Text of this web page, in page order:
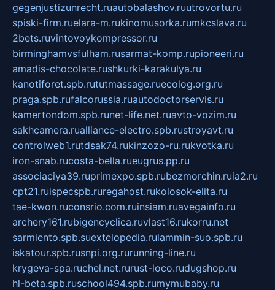
gegenjustizunrecht.ruautobalashov.ruutrovortu.ru
spiski-firm.ruelara-m.rukinomusorka.rumkcslava.ru
2bets.ruvintovoykompressor.ru
birminghamvsfulham.rusarmat-komp.rupioneeri.ru
amadis-chocolate.rushkurki-karakulya.ru
kanotiforet.spb.rututmassage.ruecolog.org.ru
praga.spb.rufalcorussia.ruautodoctorservis.ru
kamertondom.spb.runet-life.net.ruavto-vozim.ru
sakhcamera.rualliance-electro.spb.rustroyavt.ru
controlweb1.rutdsak74.rukinzozo-ru.rukvotka.ru
iron-snab.rucosta-bella.rueugrus.pp.ru
associaciya39.ruprimexpo.spb.rubezmorchin.ruia2.ru
cpt21.ruispecspb.ruregahost.rukolosok-elita.ru
tae-kwon.ruconsrio.com.ruinsiam.ruavegainfo.ru
archery161.rubigencyclica.ruvlast16.rukorru.net
sarmiento.spb.suextelopedia.rulammin-suo.spb.ru
iskatour.spb.rusnpi.org.rurunning-line.ru
krygeva-spa.ruchel.net.rurust-loco.rudugshop.ru
hl-beta.spb.ruschool494.spb.rumymubaby.ru